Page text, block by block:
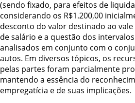
(sendo fixado, para efeitos de
considerando os R$1.200,00
desconto do valor destinado ao
de salário e a questão dos
analisados em conjunto com o
autos. Em diversos tópicos, os
pelas partes foram parcialmente
mantendo a essência do
empregatícia e de suas implicações.